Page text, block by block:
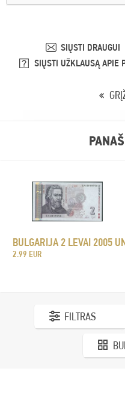
SIŲSTI DRAUGUI
SIŲSTI UŽKLAUSĄ APIE
BULGARIJA 2 LEVAI 2005
2.99 EUR
FILTRAS